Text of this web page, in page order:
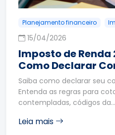
Planejamento financeiro
15/04/2026
Imposto de Renda
Como Declarar
Saiba como declarar seu
Entenda as regras para
contempladas, códigos da…
Leia mais